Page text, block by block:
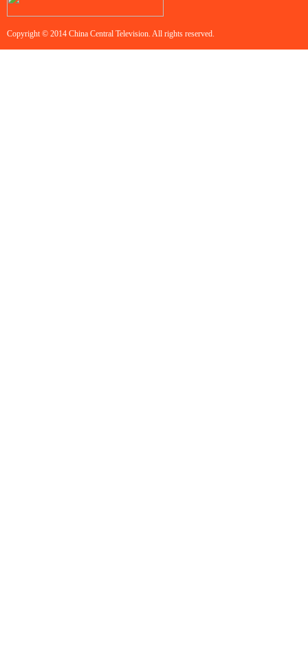
Copyright © 2014 China Central Television. All rights reserved.